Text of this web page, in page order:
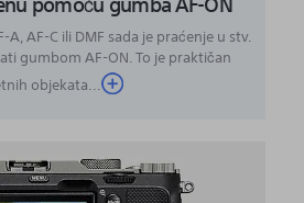
A, AF-C ili DMF sada je praćenje u stv.
gumbom AF-ON. To je praktičan
objekata...